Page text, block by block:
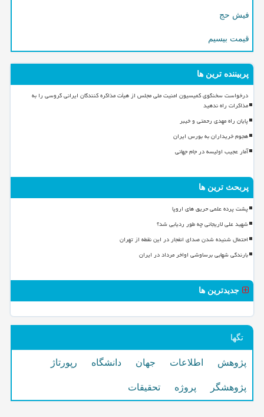
فیش حج
قیمت بیسیم
پربیننده ترین ها
درخواست سخنگوی کمیسیون امنیت ملی مجلس از هیأت مذاکره کنندگان ایرانی گروسی را به
مذاکرات راه ندهید
پایان راه مهدی رحمتی و خیبر
هجوم خریداران به بورس ایران
آمار عجیب اولیسه در جام جهانی
پربحث ترین ها
پشت پرده علمی حریق های اروپا
شهید علی لاریجانی چه طور ردیابی شد؟
احتمال شنیده شدن صدای انفجار در این نقطه از تهران
بارندگی شهابی برساوشی اواخر مرداد در ایران
جدیدترین ها
تگها
پژوهش اطلاعات جهان دانشگاه رپورتاژ
پژوهشگر پروژه تحقیقات